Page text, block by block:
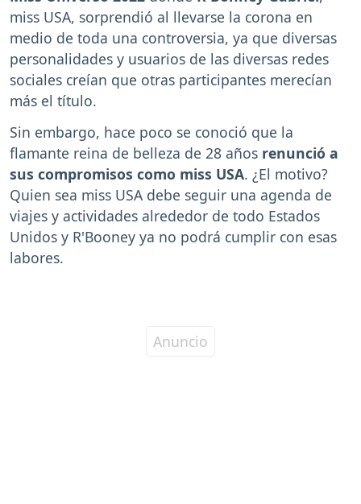
miss USA, sorprendió al llevarse la corona en
medio de toda una controversia, ya que diversas
personalidades y usuarios de las diversas redes
sociales creían que otras participantes merecían
más el título.
Sin embargo, hace poco se conoció que la
flamante reina de belleza de 28 años renunció a
sus compromisos como miss USA. ¿El motivo?
Quien sea miss USA debe seguir una agenda de
viajes y actividades alrededor de todo Estados
Unidos y R'Booney ya no podrá cumplir con esas
labores.